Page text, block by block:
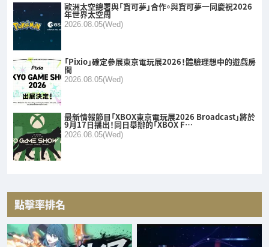
歐洲太空總署與「寶可夢」合作。與寶可夢一同慶祝2026
年世界太空周
2026.08.05(Wed)
「Pixio」確定參展東京電玩展2026！體驗理想中的遊戲房
間
2026.08.05(Wed)
最新情報節目「XBOX東京電玩展2026 Broadcast」將於
9月17日播出！同日舉辦的「XBOX F…
2026.08.05(Wed)
點擊率排名